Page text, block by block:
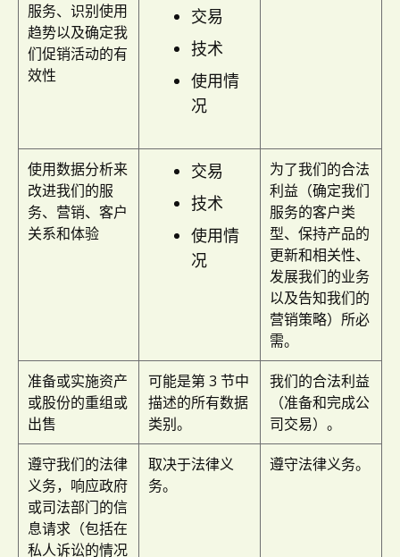
服务、识别使用
趋势以及确定我
们促销活动的有
效性
交易
技术
使用情
况
使用数据分析来
改进我们的服
务、营销、客户
关系和体验
交易
技术
使用情
况
为了我们的合法
利益（确定我们
服务的客户类
型、保持产品的
更新和相关性、
发展我们的业务
以及告知我们的
营销策略）所必
需。
准备或实施资产
或股份的重组或
出售
可能是第 3 节中
描述的所有数据
类别。
我们的合法利益
（准备和完成公
司交易）。
遵守我们的法律
义务，响应政府
或司法部门的信
息请求（包括在
私人诉讼的情况
取决于法律义
务。
遵守法律义务。